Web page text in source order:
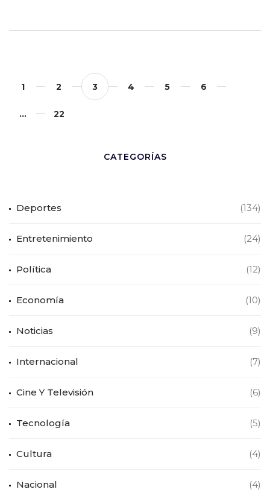
1 2 3 4 5 6
… 22
CATEGORÍAS
Deportes (134)
Entretenimiento (24)
Política (12)
Economía (10)
Noticias (9)
Internacional (7)
Cine Y Televisión (6)
Tecnología (5)
Cultura (4)
Nacional (4)